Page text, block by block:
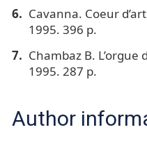
Cavanna. Coeur
1995. 396 p.
Chambaz B. L’orgue
1995. 287 p.
Author